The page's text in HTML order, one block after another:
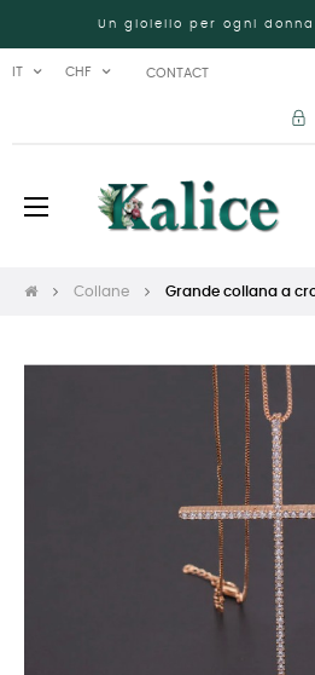
Un gioiello per ogni
IT CHF CONTACT
navigazione
☰
Collane Grande collana a